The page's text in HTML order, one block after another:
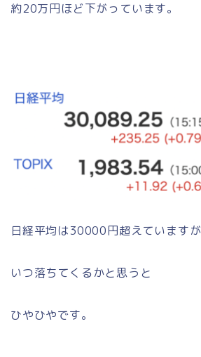
約20万円ほど下がっています。
日経平均は30000円超えていますが
いつ落ちてくるかと思うと
ひやひやです。